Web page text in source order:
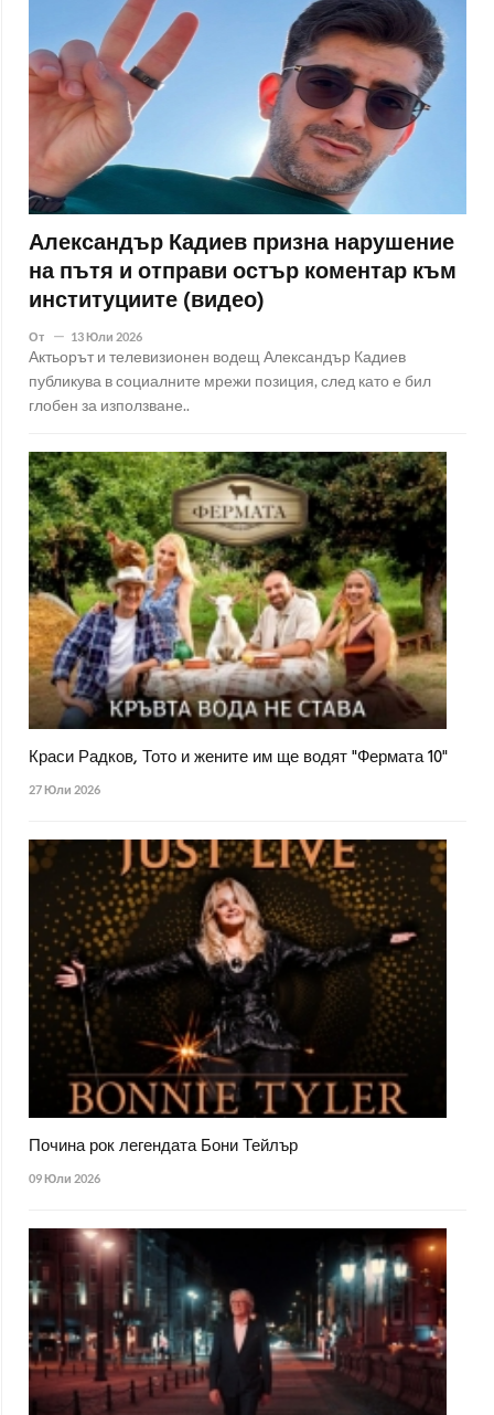
Александър Кадиев призна нарушение
на пътя и отправи остър коментар към
институциите (видео)
От 13 Юли 2026
Актьорът и телевизионен водещ Александър Кадиев
публикува в социалните мрежи позиция, след като е бил
глобен за използване..
Краси Радков, Тото и жените им ще водят "Фермата 10"
27 Юли 2026
Почина рок легендата Бони Тейлър
09 Юли 2026